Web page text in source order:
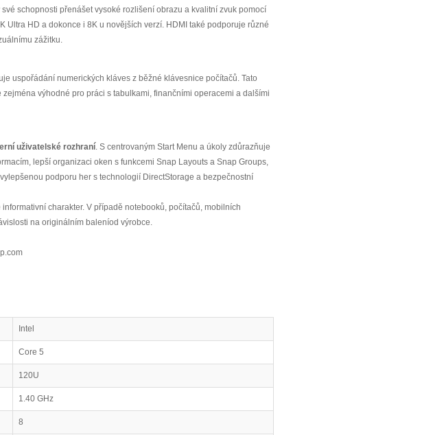
schopnosti přenášet vysoké rozlišení obrazu a kvalitní zvuk pomocí
HD a dokonce i 8K u novějších verzí. HDMI také podporuje různé
zážitku.
uspořádání numerických kláves z běžné klávesnice počítačů. Tato
zejména výhodné pro práci s tabulkami, finančními operacemi a dalšími
uživatelské rozhraní. S centrovaným Start Menu a úkoly zdůrazňuje
lepší organizaci oken s funkcemi Snap Layouts a Snap Groups,
podporu her s technologií DirectStorage a bezpečnostní
charakter. V případě notebooků, počítačů, mobilních
na originálním baleníod výrobce.
Intel
Core 5
120U
1.40 GHz
8